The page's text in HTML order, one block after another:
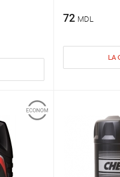
72 MDL
LA